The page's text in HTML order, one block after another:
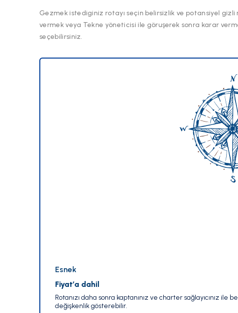
Gezmek istediginiz rotayı seçin belirsizlik ve potansiyel
vermek veya Tekne yöneticisi ile göruşerek sonra karar
seçebilirsiniz.
Esnek
Fiyat’a dahil
Rotanızı daha sonra kaptanınız ve charter sağlayıcınız
değişkenlik gösterebilir.